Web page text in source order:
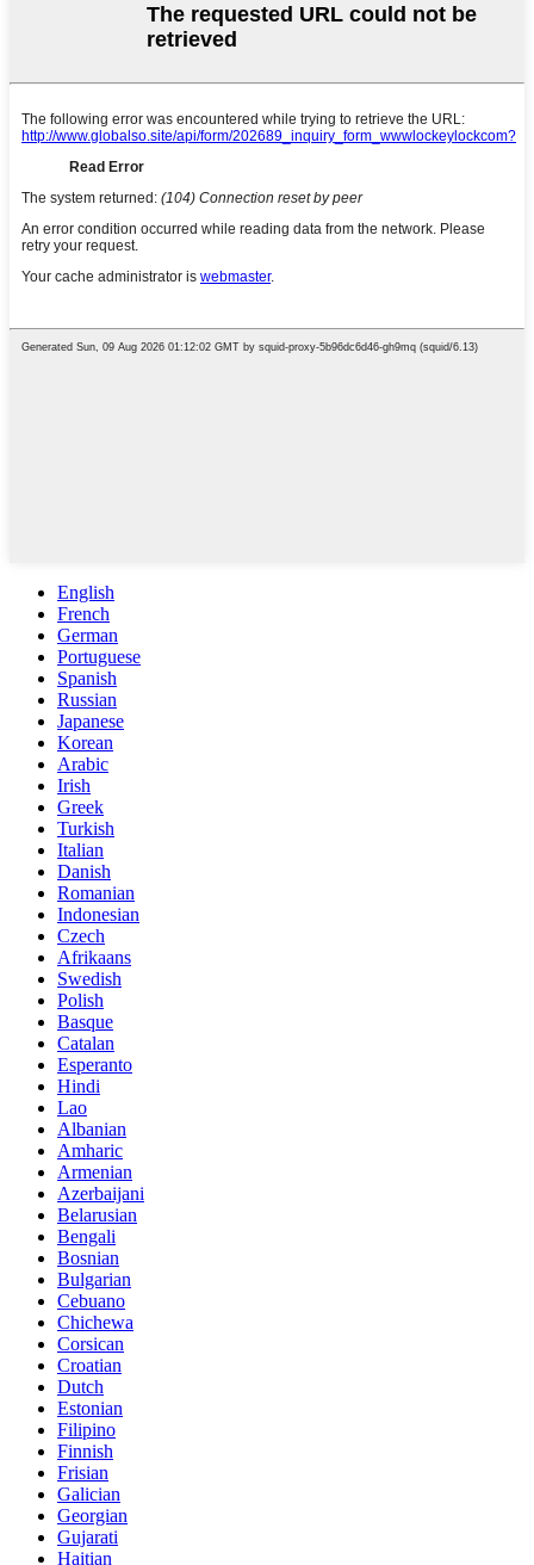
English
French
German
Portuguese
Spanish
Russian
Japanese
Korean
Arabic
Irish
Greek
Turkish
Italian
Danish
Romanian
Indonesian
Czech
Afrikaans
Swedish
Polish
Basque
Catalan
Esperanto
Hindi
Lao
Albanian
Amharic
Armenian
Azerbaijani
Belarusian
Bengali
Bosnian
Bulgarian
Cebuano
Chichewa
Corsican
Croatian
Dutch
Estonian
Filipino
Finnish
Frisian
Galician
Georgian
Gujarati
Haitian